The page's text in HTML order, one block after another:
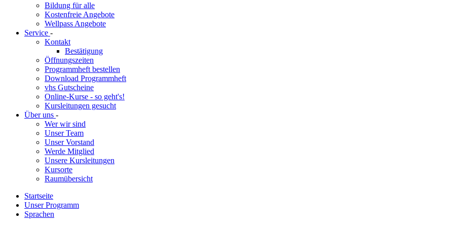
Bildung für alle
Kostenfreie Angebote
Wellpass Angebote
Service -
Kontakt
Bestätigung
Öffnungszeiten
Programmheft bestellen
Download Programmheft
vhs Gutscheine
Online-Kurse - so geht's!
Kursleitungen gesucht
Über uns -
Wer wir sind
Unser Team
Unser Vorstand
Werde Mitglied
Unsere Kursleitungen
Kursorte
Raumübersicht
Startseite
Unser Programm
Sprachen